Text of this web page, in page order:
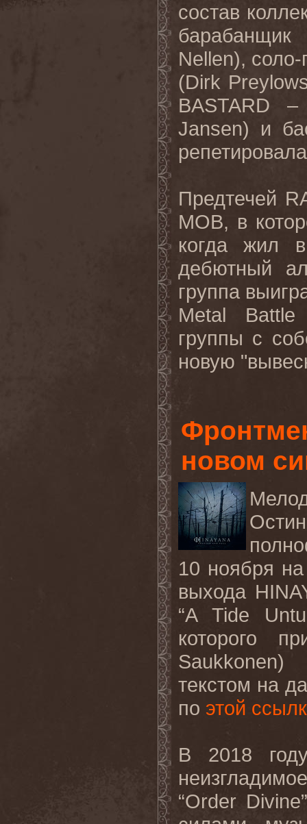
состав
Nellen),
(Dirk
BASTARD
Jansen) и
Предтечей
MOB, в
когда жил
дебютный
группа
Metal Battle
группы с
новую
новом
10 ноября
выхода
“A Tide
которого
Saukkonen)
текстом на
по этой
В 2018
“Order Divine